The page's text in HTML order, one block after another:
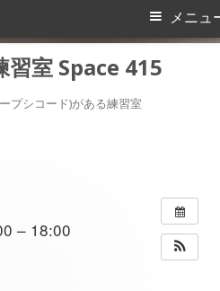
室 Space 415
プシコード)がある練習室
メニュ
– 18:00